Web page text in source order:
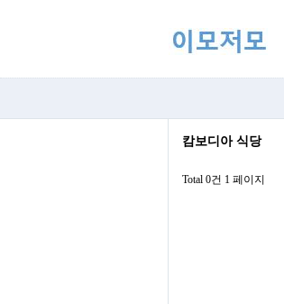
캄보디아 식당
Total 0건 1 페이지